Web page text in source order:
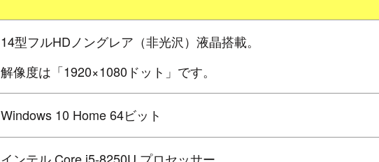
14型フルHDノングレア（非光沢）液晶搭載。
解像度は「1920×1080ドット」です。
Windows 10 Home 64ビット